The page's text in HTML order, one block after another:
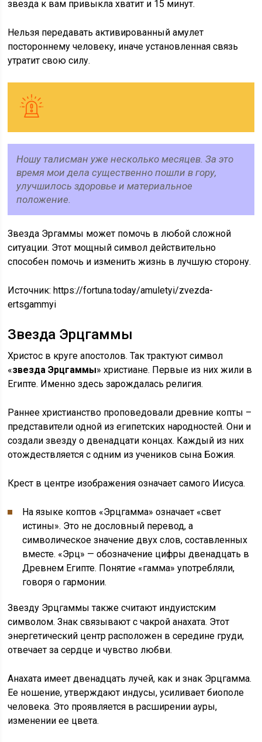
звезда к вам привыкла хватит и 15 минут.
Нельзя передавать активированный амулет
постороннему человеку, иначе установленная связь
утратит свою силу.
Ношу талисман уже несколько месяцев. За это
время мои дела существенно пошли в гору,
улучшилось здоровье и материальное
положение.
Звезда Эргаммы может помочь в любой сложной
ситуации. Этот мощный символ действительно
способен помочь и изменить жизнь в лучшую сторону.
Источник:https://fortuna.today/amuletyi/zvezda-
ertsgammyi
Звезда Эрцгаммы
Христос в круге апостолов. Так трактуют символ
«звезда Эрцгаммы» христиане. Первые из них жили в
Египте. Именно здесь зарождалась религия.
Раннее христианство проповедовали древние копты –
представители одной из египетских народностей. Они и
создали звезду о двенадцати концах. Каждый из них
отождествляется с одним из учеников сына Божия.
Крест в центре изображения означает самого Иисуса.
На языке коптов «Эрцгамма» означает «свет
истины». Это не дословный перевод, а
символическое значение двух слов, составленных
вместе. «Эрц» — обозначение цифры двенадцать в
Древнем Египте. Понятие «гамма» употребляли,
говоря о гармонии.
Звезду Эрцгаммы также считают индуистским
символом. Знак связывают с чакрой анахата. Этот
энергетический центр расположен в середине груди,
отвечает за сердце и чувство любви.
Анахата имеет двенадцать лучей, как и знак Эрцгамма.
Ее ношение, утверждают индусы, усиливает биополе
человека. Это проявляется в расширении ауры,
изменении ее цвета.